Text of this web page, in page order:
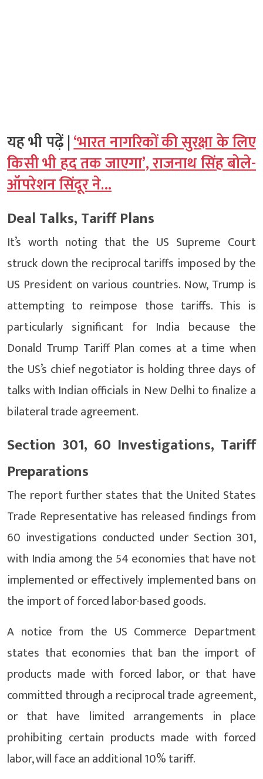
यह भी पढ़ें |‘भारत नागरिकों की सुरक्षा के लिए
किसी भी हद तक जाएगा’, राजनाथ सिंह बोले-
ऑपरेशन सिंदूर ने…
Deal Talks, Tariff Plans
It’s worth noting that the US Supreme Court
struck down the reciprocal tariffs imposed by the
US President on various countries. Now, Trump is
attempting to reimpose those tariffs. This is
particularly significant for India because the
Donald Trump Tariff Plan comes at a time when
the US’s chief negotiator is holding three days of
talks with Indian officials in New Delhi to finalize a
bilateral trade agreement.
Section 301, 60 Investigations, Tariff
Preparations
The report further states that the United States
Trade Representative has released findings from
60 investigations conducted under Section 301,
with India among the 54 economies that have not
implemented or effectively implemented bans on
the import of forced labor-based goods.
A notice from the US Commerce Department
states that economies that ban the import of
products made with forced labor, or that have
committed through a reciprocal trade agreement,
or that have limited arrangements in place
prohibiting certain products made with forced
labor, will face an additional 10% tariff.